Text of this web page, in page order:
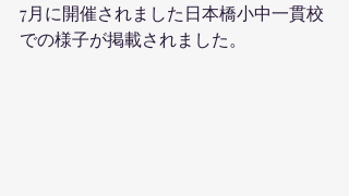
7月に開催されました日本橋小中一貫校
での様子が掲載されました。